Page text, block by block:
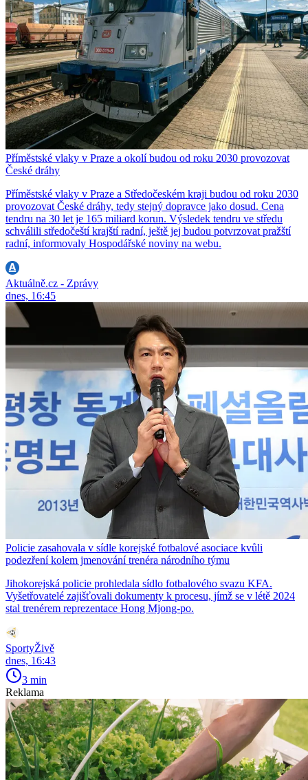
Příměstské vlaky v Praze a okolí budou od roku 2030 provozovat
České dráhy
Příměstské vlaky v Praze a Středočeském kraji budou od roku 2030
provozovat České dráhy, tedy stejný dopravce jako dosud. Cena
tendru na 30 let je 165 miliard korun. Výsledek tendru ve středu
schválili středočeští krajští radní, ještě jej budou potvrzovat pražští
radní, informovaly Hospodářské noviny na webu.
Aktuálně.cz - Zprávy
dnes, 16:45
Policie zasahovala v sídle korejské fotbalové asociace kvůli
podezření kolem jmenování trenéra národního týmu
Jihokorejská policie prohledala sídlo fotbalového svazu KFA.
Vyšetřovatelé zajišťovali dokumenty k procesu, jímž se v létě 2024
stal trenérem reprezentace Hong Mjong-po.
SportyŽivě
dnes, 16:43
3 min
Reklama